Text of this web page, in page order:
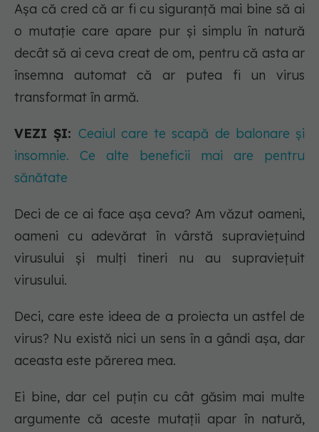
Așa că cred că ar fi cu siguranță mai bine să ai
o mutație care apare pur și simplu în natură
decât să ai ceva creat de om, pentru că asta ar
însemna automat că ar putea fi un virus
transformat în armă.
VEZI ȘI: Ceaiul care te scapă de balonare și
insomnie. Ce alte beneficii mai are pentru
sănătate
Deci de ce ai face așa ceva? Am văzut oameni,
oameni cu adevărat în vârstă supraviețuind
virusului și mulți tineri nu au supraviețuit
virusului.
Deci, care este ideea de a proiecta un astfel de
virus? Nu există nici un sens în a gândi așa, dar
aceasta este părerea mea.
Ei bine, dar cel puțin cu cât găsim mai multe
argumente că aceste mutații apar în natură,